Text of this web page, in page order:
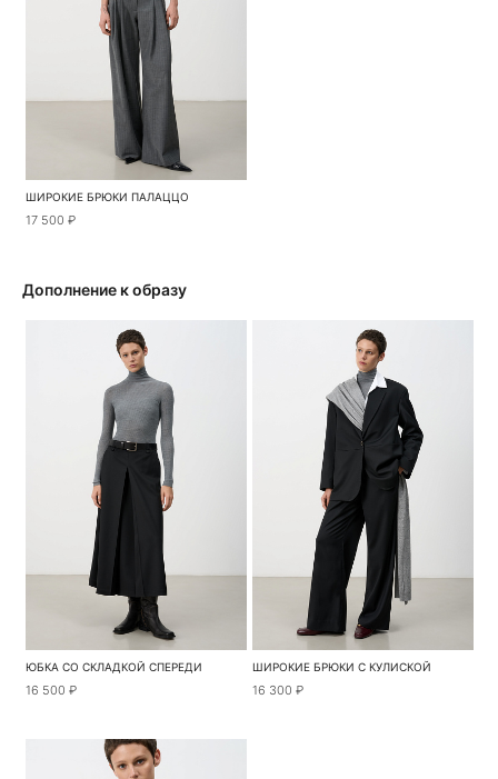
ШИРОКИЕ БРЮКИ ПАЛАЦЦО
17 500 ₽
Дополнение к образу
ЮБКА СО СКЛАДКОЙ СПЕРЕДИ
16 500 ₽
ШИРОКИЕ БРЮКИ С КУЛИСКОЙ
16 300 ₽